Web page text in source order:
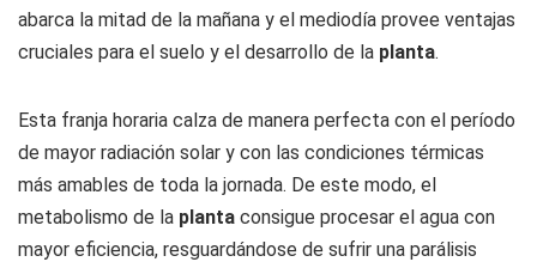
abarca la mitad de la mañana y el mediodía provee ventajas
cruciales para el suelo y el desarrollo de la planta.
Esta franja horaria calza de manera perfecta con el período
de mayor radiación solar y con las condiciones térmicas
más amables de toda la jornada. De este modo, el
metabolismo de la planta consigue procesar el agua con
mayor eficiencia, resguardándose de sufrir una parálisis